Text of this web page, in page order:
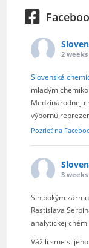
2
Slovenská
mladým
Medzinárodnej
výbornú
Pozrieť na
3
S hlbokým
Rastislava
analytickej
Vážili sme si